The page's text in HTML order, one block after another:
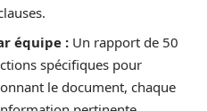
équipe : Un rapport de 50
spécifiques pour
le document, chaque